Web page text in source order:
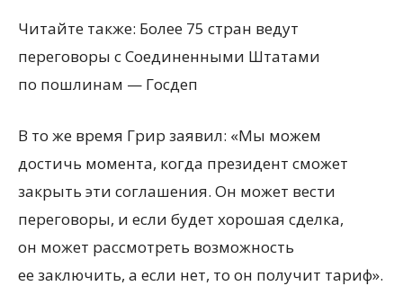
Читайте также: Более 75 стран ведут
переговоры с Соединенными Штатами
по пошлинам — Госдеп
В то же время Грир заявил: «Мы можем
достичь момента, когда президент сможет
закрыть эти соглашения. Он может вести
переговоры, и если будет хорошая сделка,
он может рассмотреть возможность
ее заключить, а если нет, то он получит тариф».